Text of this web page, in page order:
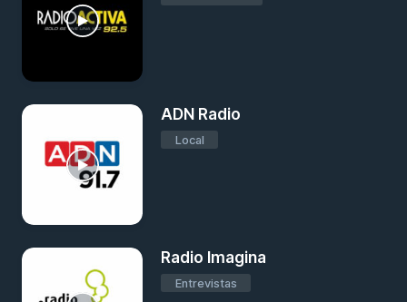
ADN Radio
Local
Radio Imagina
Entrevistas